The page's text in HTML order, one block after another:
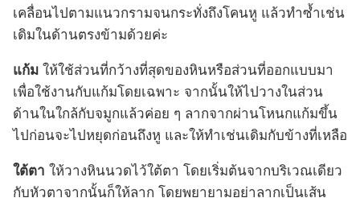
เคลื่อนไปตามแนวกรามจนกระทั่งถึงโคนหู แล้วทำซ้ำเช่น
เดิมในด้านตรงข้ามด้วยค่ะ
แก้ม ให้ใช้ส่วนที่กว้างที่สุดของหินหรือส่วนที่ออกแบบมา
เพื่อใช้งานกับแก้มโดยเฉพาะ จากนั้นให้ไปวางในส่วน
ด้านในใกล้กับจมูกแล้วค่อย ๆ ลากจากผ่านโหนกแก้มขึ้น
ไปก่อนจะไปหยุดก่อนถึงหู และให้ทำเช่นเดิมกับข้างที่เหลือ
ใต้ตา ให้วางหินนวดไว้ใต้ตา โดยเริ่มต้นจากบริเวณเดียว
กับหัวตาจากนั้นก็ให้ลาก โดยพยายามอย่าลากเป็นเส้น